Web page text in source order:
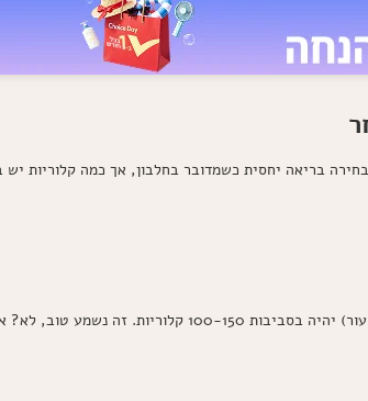
בריאה יחסית כשמדובר בחלבון, אך כמה קלוריות
על פי רוב המקורות, משולש עוף שמבושל בתנור (כשהוא